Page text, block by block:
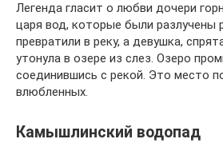
Легенда гласит о любви дочери
царя вод, которые были разлучены
превратили в реку, а девушка,
утонула в озере из слез. Озеро
соединившись с рекой. Это место
влюбленных.
Камышлинский водопад